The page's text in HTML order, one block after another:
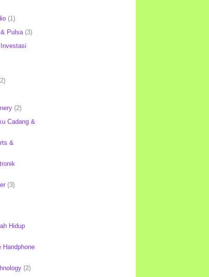
(1)
Pulsa (3)
(2)
Cadang &
&
(3)
Hidup
Handphone
(2)